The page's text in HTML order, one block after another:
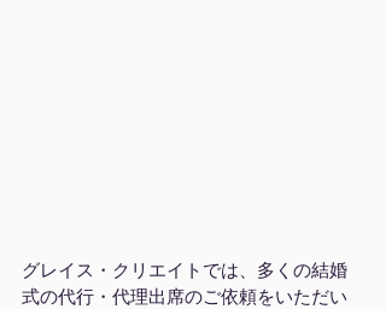
グレイス・クリエイトでは、多くの結婚
式の代行・代理出席のご依頼をいただい